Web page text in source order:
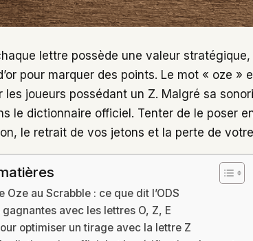
lettre possède une valeur
pour marquer des points. Le mot « oze »
les joueurs possédant un Z. Malgré sa
le dictionnaire officiel. Tenter de le poser
le retrait de vos jetons et la perte de
Oze au Scrabble : ce que dit l’ODS
avec les lettres O, Z, E
optimiser un tirage avec la lettre Z